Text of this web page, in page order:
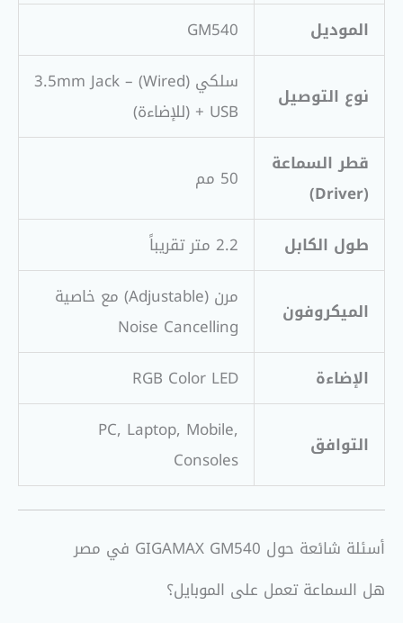
الموديل
GM540
نوع التوصيل
سلكي (Wired) – 3.5mm Jack
+ USB (للإضاءة)
قطر السماعة
(Driver)
50 مم
طول الكابل 2.2 متر تقريباً
الميكروفون
مرن (Adjustable) مع خاصية
Noise Cancelling
الإضاءة
RGB Color LED
التوافق
PC, Laptop, Mobile,
Consoles
أسئلة شائعة حول GIGAMAX GM540 في مصر
هل السماعة تعمل على الموبايل؟